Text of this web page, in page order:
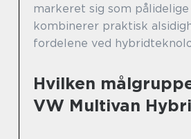
markeret sig som
kombinerer praktisk
fordelene ved
Hvilken
VW Multivan